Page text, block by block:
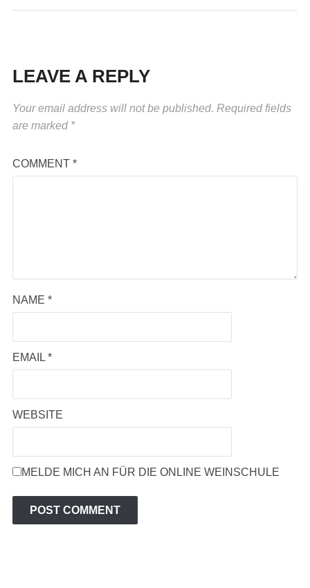
LEAVE A REPLY
Your email address will not be published. Required fields
are marked *
COMMENT *
NAME *
EMAIL *
WEBSITE
MELDE MICH AN FÜR DIE ONLINE WEINSCHULE